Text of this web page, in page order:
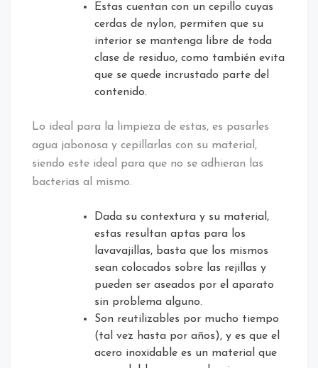
Estas cuentan con un cepillo cuyas
cerdas de nylon, permiten que su
interior se mantenga libre de toda
clase de residuo, como también evita
que se quede incrustado parte del
contenido.
Lo ideal para la limpieza de estas, es pasarles
agua jabonosa y cepillarlas con su material,
siendo este ideal para que no se adhieran las
bacterias al mismo.
Dada su contextura y su material,
estas resultan aptas para los
lavavajillas, basta que los mismos
sean colocados sobre las rejillas y
pueden ser aseados por el aparato
sin problema alguno.
Son reutilizables por mucho tiempo
(tal vez hasta por años), y es que el
acero inoxidable es un material que